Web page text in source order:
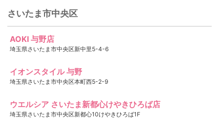
さいたま市中央区
AOKI 与野店
埼玉県さいたま市中央区新中里5-4-6
イオンスタイル 与野
埼玉県さいたま市中央区本町西5-2-9
ウエルシア さいたま新都心けやきひろば店
埼玉県さいたま市中央区新都心10けやきひろば1F